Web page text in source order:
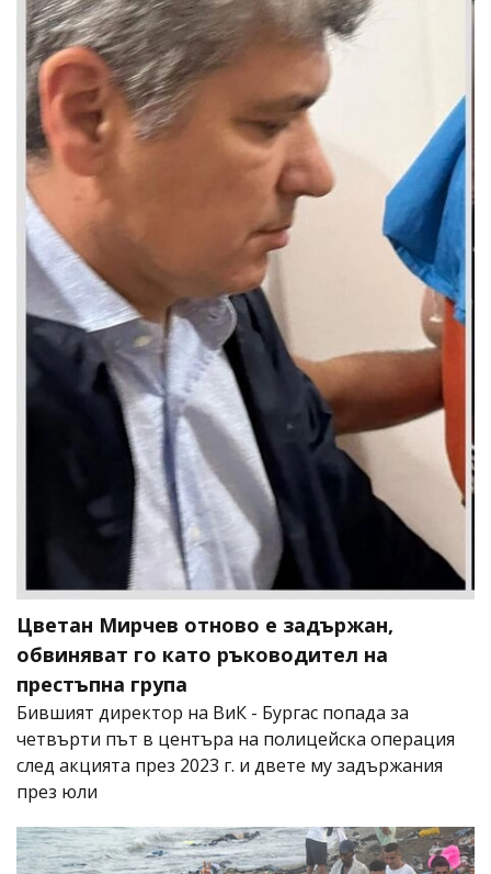
Цветан Мирчев отново е задържан,
обвиняват го като ръководител на
престъпна група
Бившият директор на ВиК - Бургас попада за
четвърти път в центъра на полицейска операция
след акцията през 2023 г. и двете му задържания
през юли